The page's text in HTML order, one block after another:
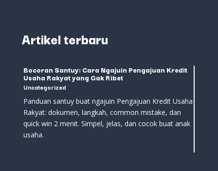
Artikel terbaru
Bocoran Santuy: Cara Ngajuin Pengajuan Kredit
Usaha Rakyat yang Gak Ribet
Uncategorized
Panduan santuy buat ngajuin Pengajuan Kredit Usaha
Rakyat: dokumen, langkah, common mistake, dan
quick win 2 menit. Simpel, jelas, dan cocok buat anak
usaha.